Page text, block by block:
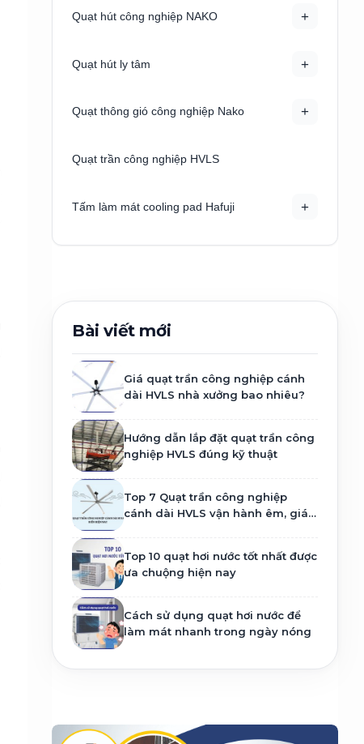
Quạt hút công nghiệp NAKO +
Quạt hút ly tâm +
Quạt thông gió công nghiệp Nako +
Quạt trần công nghiệp HVLS
Tấm làm mát cooling pad Hafuji +
Giá quạt trần công nghiệp cánh
dài HVLS nhà xưởng bao nhiêu?
Hướng dẫn lắp đặt quạt trần công
nghiệp HVLS đúng kỹ thuật
Top 7 Quạt trần công nghiệp
cánh dài HVLS vận hành êm, giá
Top 10 quạt hơi nước tốt nhất được
ưa chuộng hiện nay
Cách sử dụng quạt hơi nước để
làm mát nhanh trong ngày nóng